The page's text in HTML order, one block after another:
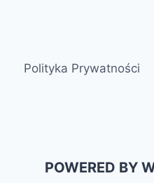
Polityka Prywatności
POWERED BY